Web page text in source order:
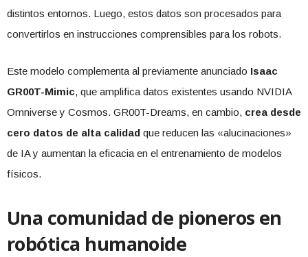
distintos entornos. Luego, estos datos son procesados para
convertirlos en instrucciones comprensibles para los robots.
Este modelo complementa al previamente anunciado Isaac
GR00T-Mimic, que amplifica datos existentes usando NVIDIA
Omniverse y Cosmos. GR00T-Dreams, en cambio, crea desde
cero datos de alta calidad que reducen las «alucinaciones»
de IA y aumentan la eficacia en el entrenamiento de modelos
físicos.
Una comunidad de pioneros en
robótica humanoide